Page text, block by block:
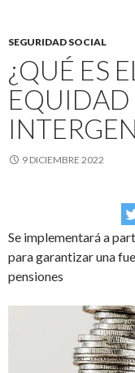
SEGURIDAD SOCIAL
¿QUÉ ES
EQUIDAD
9 DICIEMBRE 2022
Se implementará a
para garantizar una
pensiones